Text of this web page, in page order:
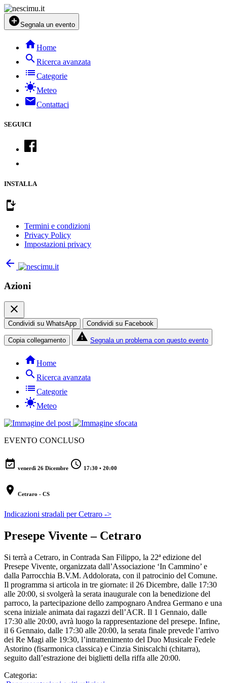
add_circleSegnala un evento
homeHome
searchRicerca avanzata
listCategorie
sunnyMeteo
mailContattaci
SEGUICI
INSTALLA
install_mobile
Termini e condizioni
Privacy Policy
Impostazioni privacy
arrow_back
Azioni
close
Condividi su WhatsApp Condividi su Facebook
Copia collegamento report_problem Segnala un problema con questo evento
homeHome
searchRicerca avanzata
listCategorie
sunnyMeteo
EVENTO CONCLUSO
event_available venerdì 26 Dicembre schedule 17:30 • 20:00
location_on Cetraro - CS
Indicazioni stradali per Cetraro ->
Presepe Vivente – Cetraro
Si terrà a Cetraro, in Contrada San Filippo, la 22ª edizione del
Presepe Vivente, organizzata dall’Associazione ‘In Cammino’ e
dalla Parrocchia B.V.M. Addolorata, con il patrocinio del Comune.
Il programma si articola in tre giornate: il 26 Dicembre, dalle 17:30
alle 20:00, si svolgerà la serata inaugurale con la benedizione del
parroco, la partecipazione dello zampognaro Andrea Germano e una
scena iniziale animata dai ragazzi dell’ACR. Il 1 Gennaio, dalle
17:30 alle 20:00, avrà luogo la rappresentazione del presepe. Infine,
il 6 Gennaio, dalle 17:30 alle 20:00, la serata finale prevede l’arrivo
dei Re Magi alle 19:30, l’intrattenimento del Duo Musicale Fedele
Astorino (fisarmonica classica) e Cinzia Siniscalchi (chitarra),
seguito dall’estrazione dei biglietti della riffa alle 20:00.
Categoria: